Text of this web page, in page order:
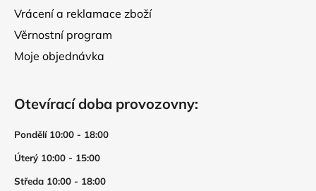
Vrácení a reklamace zboží
Věrnostní program
Moje objednávka
Otevírací doba provozovny:
Pondělí 10:00 - 18:00
Úterý 10:00 - 15:00
Středa 10:00 - 18:00